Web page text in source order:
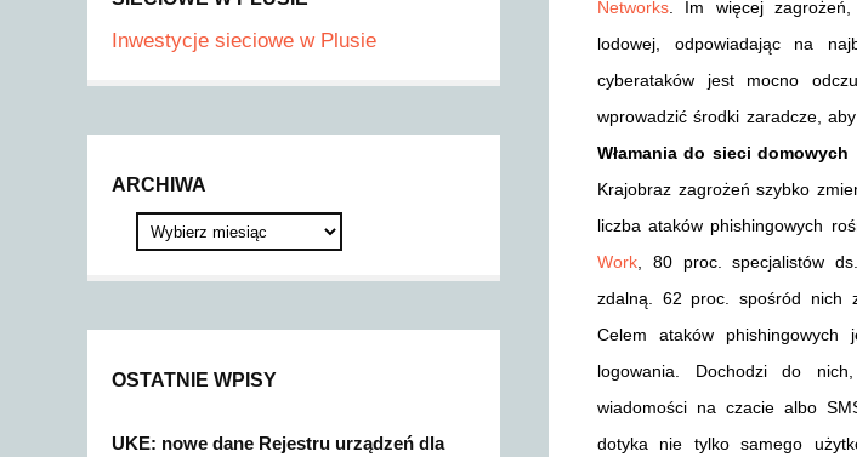
Networks . Im więcej
lodowej, odpowiadając na
cyberataków jest mocno
wprowadzić środki zaradcze,
Włamania do sieci domowych
Krajobraz zagrożeń szybko
liczba ataków phishingowych
Work , 80 proc. specjalistów
zdalną. 62 proc. spośród nich
Celem ataków
logowania. Dochodzi do
wiadomości na czacie albo
dotyka nie tylko samego
Inwestycje sieciowe w Plusie
ARCHIWA
OSTATNIE WPISY
UKE: nowe dane Rejestru urządzeń dla